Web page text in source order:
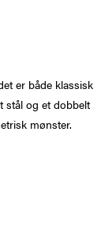
er både klassisk
stål og et dobbelt
mønster.